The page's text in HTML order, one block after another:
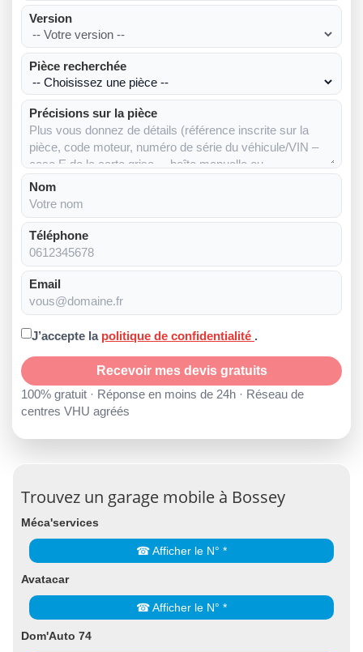
Version
Pièce recherchée
Précisions sur la pièce
Nom
Téléphone
Email
J’accepte la politique de confidentialité .
Recevoir mes devis gratuits
100% gratuit · Réponse en moins de 24h · Réseau de
centres VHU agréés
Trouvez un garage mobile à Bossey
Méca'services
☎ Afficher le N° *
Avatacar
☎ Afficher le N° *
Dom'Auto 74